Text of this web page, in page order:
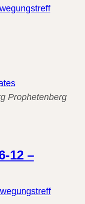
Prophetenberg
12 –